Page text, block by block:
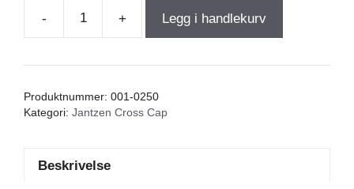
-
Jantzen
Cap
400VDC
+ Legg i handlekurv
Produktnummer: 001-0250
Kategori: Jantzen Cross Cap
Beskrivelse